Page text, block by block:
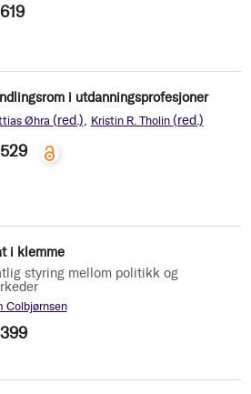
i utdanningsprofesjoner
Øhra (red.) Kristin R. Tholin (red.)
i klemme
styring mellom politikk og
Colbjørnsen